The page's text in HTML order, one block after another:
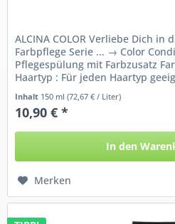
ALCINA COLOR Verliebe Dich in
Farbpflege Serie ... → Color
Pflegespülung mit Farbzusatz
Haartyp : Für jeden Haartyp
Inhalt 150 ml(72,67 € / Liter)
10,90 € *
In den
Merken